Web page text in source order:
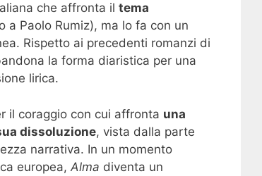
che affronta il tema
a Paolo Rumiz), ma lo fa con un
Rispetto ai precedenti romanzi di
la forma diaristica per una
lirica.
il coraggio con cui affronta una
dissoluzione, vista dalla parte
narrativa. In un momento
europea, Alma diventa un